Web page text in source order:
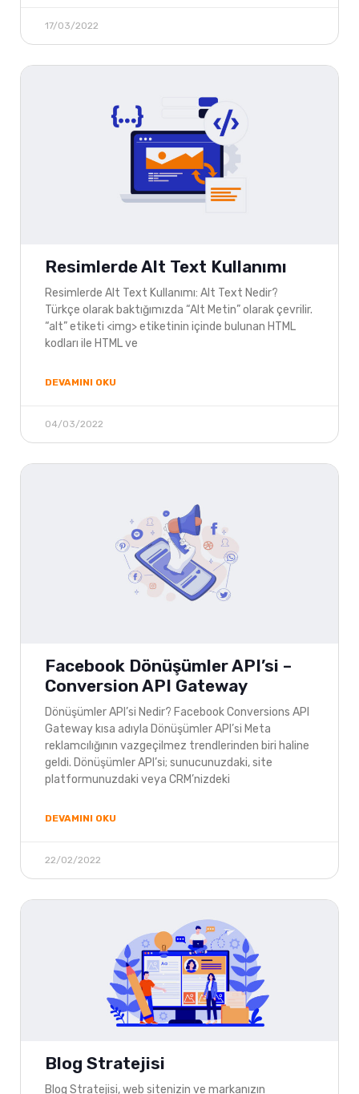
17/03/2022
Resimlerde Alt Text Kullanımı
Resimlerde Alt Text Kullanımı: Alt Text Nedir?
Türkçe olarak baktığımızda “Alt Metin” olarak çevrilir.
“alt” etiketi <img> etiketinin içinde bulunan HTML
kodları ile HTML ve
DEVAMINI OKU
04/03/2022
Facebook Dönüşümler API’si –
Conversion API Gateway
Dönüşümler API’si Nedir? Facebook Conversions API
Gateway kısa adıyla Dönüşümler API’si Meta
reklamcılığının vazgeçilmez trendlerinden biri haline
geldi. Dönüşümler API’si; sunucunuzdaki, site
platformunuzdaki veya CRM’nizdeki
DEVAMINI OKU
22/02/2022
Blog Stratejisi
Blog Stratejisi, web sitenizin ve markanızın